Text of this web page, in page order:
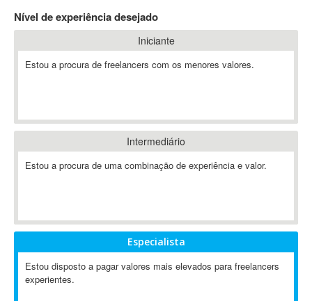
802.11
A&P
A2Billing
ABAP
ABBYY FineReader
Ableton Live
Abstract
Abstract Window Toolkit (AWT)
Nível de experiência desejado
Iniciante
Estou a procura de freelancers com os menores valores.
Intermediário
Estou a procura de uma combinação de experiência e valor.
Especialista
Estou disposto a pagar valores mais elevados para freelancers
experientes.